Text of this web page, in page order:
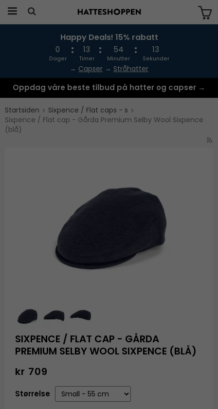
Produktet har blitt lagt til i handlekurven
Happy Deals! 15% rabatt
0
Dager
13
Timer
54
Minutter
13
Sekunder
→ Capser → Stråhatter
Oppdag våre beste tilbud på hatter og capser →
Startsiden
Sixpence / Flat caps - s
Sixpence / Flat cap - Gårda Premium Selby Wool Sixpence
(blå)
SIXPENCE / FLAT CAP - GÅRDA
PREMIUM SELBY WOOL SIXPENCE (BLÅ)
kr 709
Størrelse